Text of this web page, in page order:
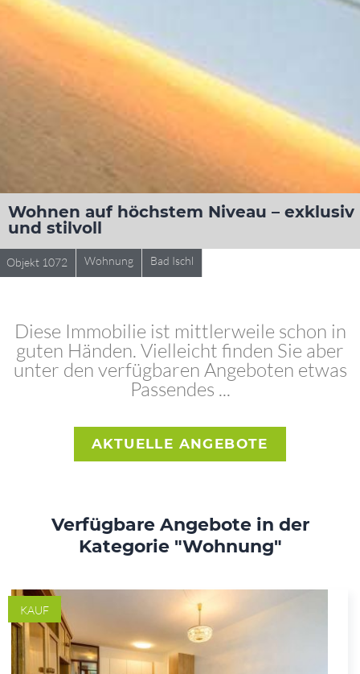
Wohnen auf höchstem Niveau – exklusiv
und stilvoll
Objekt 1072 Wohnung Bad Ischl
Diese Immobilie ist mittlerweile schon in
guten Händen. Vielleicht finden Sie aber
unter den verfügbaren Angeboten etwas
Passendes ...
AKTUELLE ANGEBOTE
Verfügbare Angebote in der
Kategorie "Wohnung"
KAUF